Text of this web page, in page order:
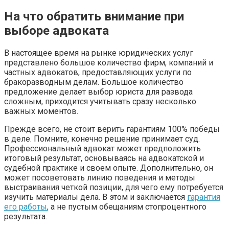
На что обратить внимание при
выборе адвоката
В настоящее время на рынке юридических услуг
представлено большое количество фирм, компаний и
частных адвокатов, предоставляющих услуги по
бракоразводным делам. Большое количество
предложение делает выбор юриста для развода
сложным, приходится учитывать сразу несколько
важных моментов.
Прежде всего, не стоит верить гарантиям 100% победы
в деле. Помните, конечно решение принимает суд.
Профессиональный адвокат может предположить
итоговый результат, основываясь на адвокатской и
судебной практике и своем опыте. Дополнительно, он
может посоветовать линию поведения и методы
выстраивания четкой позиции, для чего ему потребуется
изучить материалы дела. В этом и заключается гарантия
его работы, а не пустым обещаниям стопроцентного
результата.